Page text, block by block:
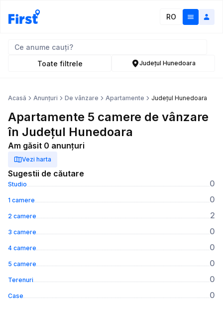
RO
Toate filtrele Județul Hunedoara
Acasă Anunțuri De vânzare Apartamente Județul Hunedoara
Apartamente 5 camere de vânzare
în Județul Hunedoara
Am găsit 0 anunțuri
Vezi harta
Sugestii de căutare
Studio 0
1 camere 0
2 camere 2
3 camere 0
4 camere 0
5 camere 0
Terenuri 0
Case 0